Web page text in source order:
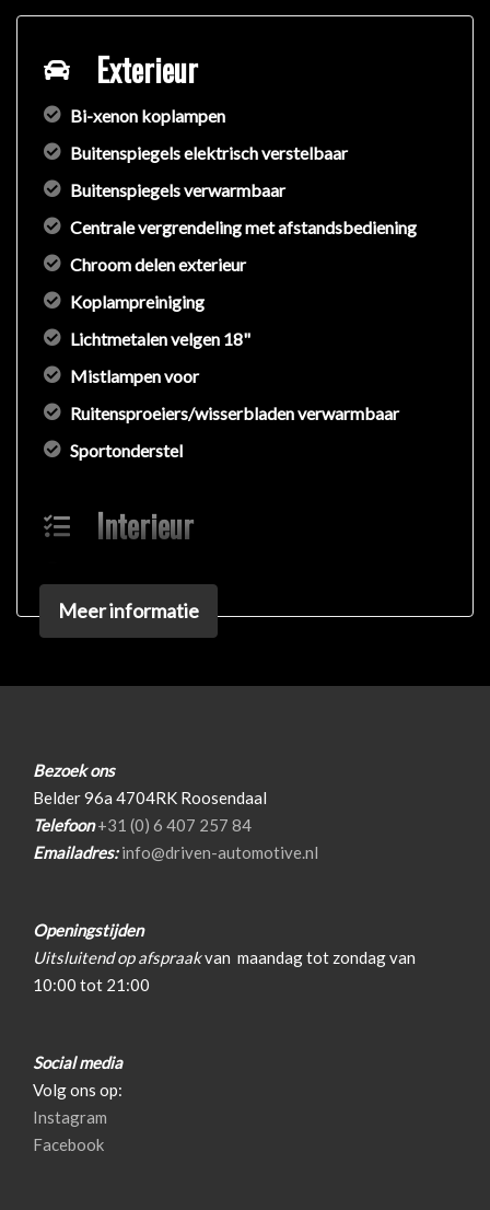
Exterieur
Bi-xenon koplampen
Buitenspiegels elektrisch verstelbaar
Buitenspiegels verwarmbaar
Centrale vergrendeling met afstandsbediening
Chroom delen exterieur
Koplampreiniging
Lichtmetalen velgen 18"
Mistlampen voor
Ruitensproeiers/wisserbladen verwarmbaar
Sportonderstel
Interieur
Binnenspiegel automatisch dimmend
Elektrische ramen voor en achter
Sportstoelen
Sportstuur
Overige
Elektronisch stabiliteits programma
Hoofd airbag(s) achter
Hoofd airbag(s) voor
Meer informatie
Bezoek ons
Belder 96a 4704RK Roosendaal
Telefoon+31 (0) 6 407 257 84
Emailadres:info@driven-automotive.nl
Openingstijden
Uitsluitend op afspraakvan maandag tot zondag van
10:00 tot 21:00
Social media
Volg ons op:
Instagram
Facebook